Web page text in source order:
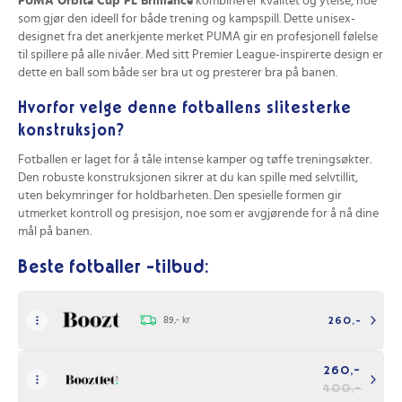
Unisex og egnet for trening og kamper. Ballens allsidige
design gjør den ideell for både ungdoms- og voksenbruk,
samt for både uformelle treninger og konkurranse‑style
kamper.
Design inspirert av UEFA Champions League. Den
motiverende Champions League‑estetikken gir en stilig og
inspirerende ball som kan øke motivasjonen og stoltheten
hos spillerne.
Ulemper med dette produktet
Begrenset farge og designalternativer. Produktet tilbyr
som ønsker flere farge- eller mønstervalg.
den er FIFA‑sertifisert, er det ikke spesifisert om ballen er
Enkel størrelse tilgjengelig. Bare størrelse 5 er tilgjengelig,
som gjør den ideell for både trening og kampspill. Dette unisex-
designet fra det anerkjente merket PUMA gir en profesjonell følelse
til spillere på alle nivåer. Med sitt Premier League-inspirerte design er
dette en ball som både ser bra ut og presterer bra på banen.
Hvorfor velge denne fotballens slitesterke
konstruksjon?
Fotballen er laget for å tåle intense kamper og tøffe treningsøkter.
Den robuste konstruksjonen sikrer at du kan spille med selvtillit,
uten bekymringer for holdbarheten. Den spesielle formen gir
utmerket kontroll og presisjon, noe som er avgjørende for å nå dine
mål på banen.
Hvordan påvirker designet ytelsen?
det ikke bare til en attraktiv ball, men ytelsen er også optimal. Du vil
Hvor kan du bruke PUMA Orbita Cup PL
Beste fotballer -tilbud:
89,- kr 260,-
260,-
400,-